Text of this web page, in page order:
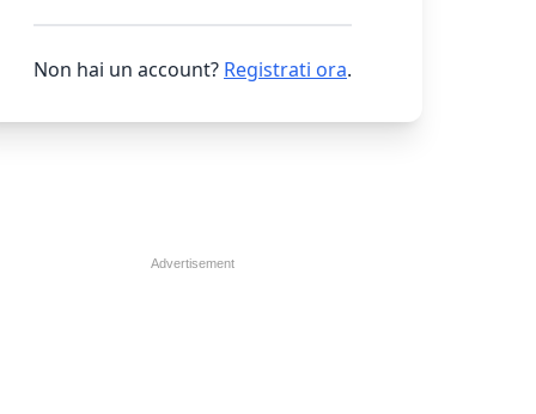
Non hai un account? Registrati ora.